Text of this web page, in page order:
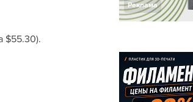
$55.30).
Реклама